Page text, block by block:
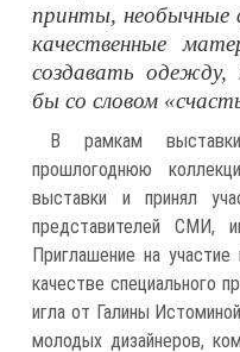
принты,
качественные
создавать одежду,
бы со словом
В рамкам
прошлогоднюю
выставки и принял
представителей СМИ,
Приглашение на
качестве специального
игла от Галины
молодых дизайнеров,